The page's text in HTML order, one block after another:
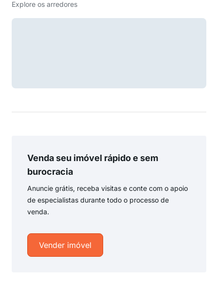
Explore os arredores
Venda seu imóvel rápido e sem
burocracia
Anuncie grátis, receba visitas e conte com o apoio
de especialistas durante todo o processo de
venda.
Vender imóvel